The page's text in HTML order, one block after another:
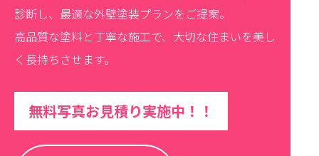
診断し、最適な外壁塗装プランをご提案。
高品質な塗料と丁寧な施工で、大切な住まいを美し
く長持ちさせます。
無料写真お見積り実施中！！